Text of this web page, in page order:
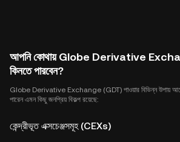
আপনি কোথায় Globe Derivative
কিনতে পারবেন?
Globe Derivative Exchange (GDT) পাওয়ার বিভিন্ন উপায়
পারেন এমন কিছু জনপ্রিয় বিকল্প রয়েছে:
কেন্দ্রীভূত এক্সচেঞ্জসমূহ (CEXs)